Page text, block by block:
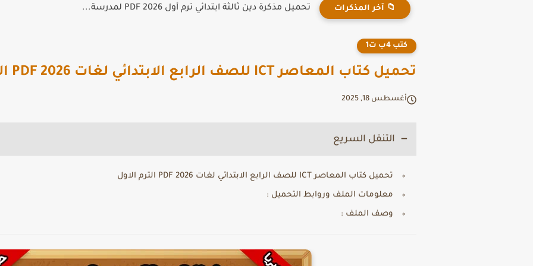
📁 آخر المذكرات تحميل مذكرة دين ثالثة ابتدائي ترم أول 2026 PDF لمدرسة...
كتب 4ب ت1
تحميل كتاب المعاصر ICT للصف الرابع الابتدائي لغات PDF 2026 الترم الاول
أغسطس 18, 2025
التنقل السريع
تحميل كتاب المعاصر ICT للصف الرابع الابتدائي لغات PDF 2026 الترم الاول
معلومات الملف وروابط التحميل :
وصف الملف :